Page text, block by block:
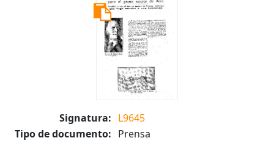
Signatura: L9645
Tipo de documento: Prensa